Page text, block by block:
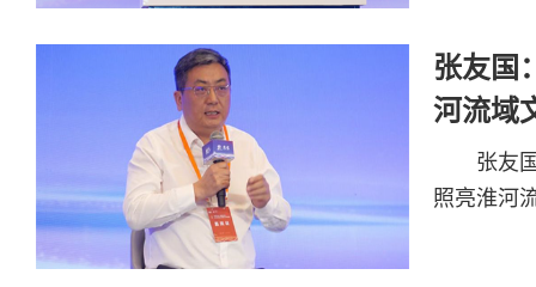
张友国
河流域
张友
照亮淮河